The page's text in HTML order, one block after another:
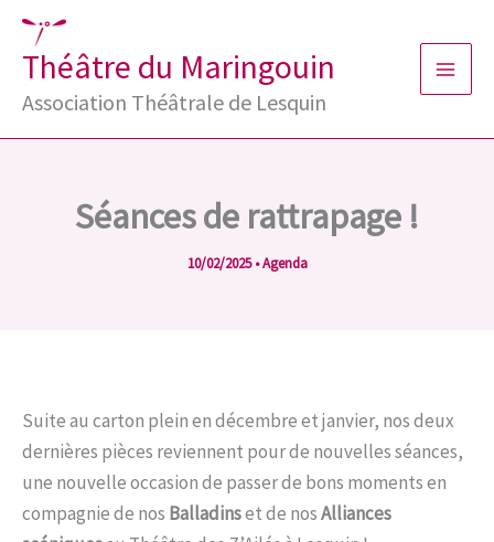
Aller
contenu
Théâtre du Maringouin
Association Théâtrale de Lesquin
Séances de rattrapage !
10/02/2025•Agenda
Suite au carton plein en décembre et janvier, nos deux
dernières pièces reviennent pour de nouvelles séances,
une nouvelle occasion de passer de bons moments en
compagnie de nos Balladinset de nosAlliances